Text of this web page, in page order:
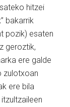
hitzei
bakarrik
pozik) esaten
geroztik,
ere galde
zulotxoan
ere bila